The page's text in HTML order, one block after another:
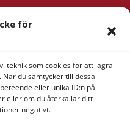
för
teknik som cookies för att lagra
du samtycker till dessa
eller unika ID:n på
eller om du återkallar ditt
negativt.